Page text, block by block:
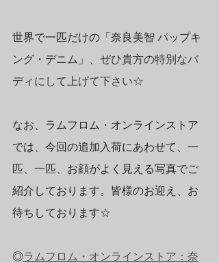
世界で一匹だけの「奈良美智 パップキ
ング・デニム」
、ぜひ貴方の特別なバ
ディにして上げて下さい☆
なお、ラムフロム・オンラインストア
では、今回の追加入荷にあわせて、一
匹、一匹、お顔がよく見える写真でご
紹介しております。皆様のお迎え、お
待ちしております☆
◎ラムフロム・オンラインストア：奈